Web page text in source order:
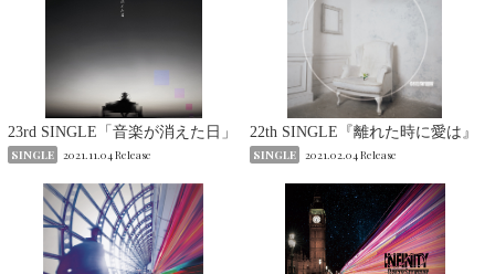
23rd SINGLE「音楽が消えた日」
SINGLE 2021.11.04 Release
22th SINGLE『離れた時に愛は』
SINGLE 2021.02.04 Release